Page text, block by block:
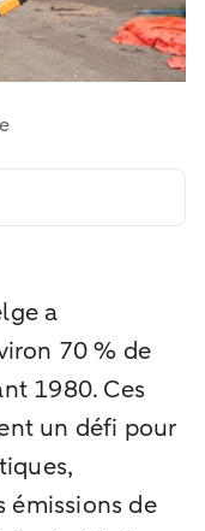
a
70 % de
1980. Ces
un défi pour
de